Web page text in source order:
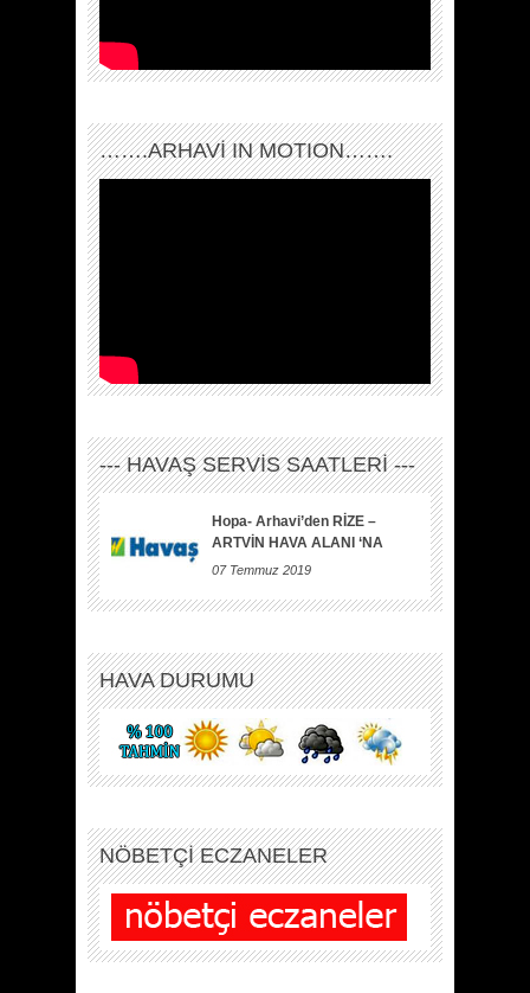
…….ARHAVI IN MOTION…….
--- HAVAŞ SERVİS SAATLERİ ---
Hopa- Arhavi’den RİZE –
ARTVİN HAVA ALANI ‘NA
07 Temmuz 2019
HAVA DURUMU
NÖBETÇİ ECZANELER